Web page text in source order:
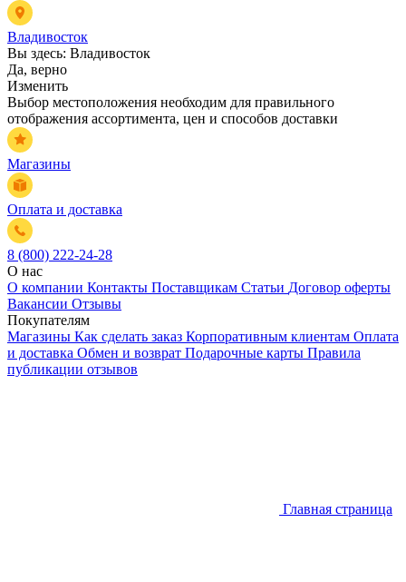
Владивосток
Вы здесь: Владивосток
Да, верно
Изменить
Выбор местоположения необходим для правильного
отображения ассортимента, цен и способов доставки
Магазины
Оплата и доставка
8 (800) 222-24-28
О нас
О компании Контакты Поставщикам Статьи Договор оферты
Вакансии Отзывы
Покупателям
Магазины Как сделать заказ Корпоративным клиентам Оплата
и доставка Обмен и возврат Подарочные карты Правила
публикации отзывов
Главная страница